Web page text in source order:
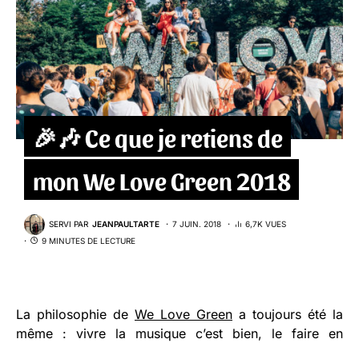
🎉🎶 Ce que je retiens de
mon We Love Green 2018
SERVI PAR JEANPAULTARTE 7 JUIN. 2018
6,7K VUES
9 MINUTES DE LECTURE
La philosophie de We Love Green a toujours été la
même : vivre la musique c’est bien, le faire en